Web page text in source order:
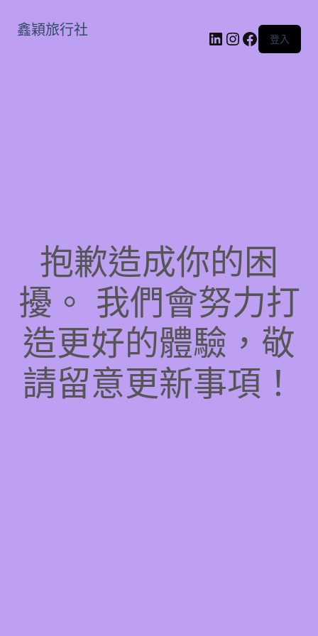
鑫穎旅行社 LinkedIn
Instagram
登入
抱歉造成你的困
擾。 我們會努力打
造更好的體驗，敬
請留意更新事項！